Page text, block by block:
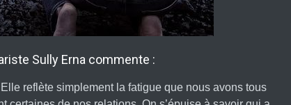
Sully Erna commente :
reflète simplement la fatigue que nous avons tous